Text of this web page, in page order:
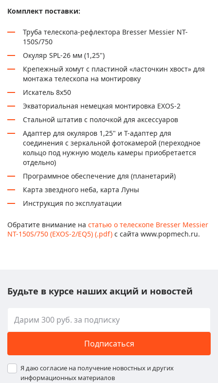
Комплект поставки:
Труба телескопа-рефлектора Bresser Messier NT-
150S/750
Окуляр SPL-26 мм (1,25")
Крепежный хомут с пластиной «ласточкин хвост» для
монтажа телескопа на монтировку
Искатель 8х50
Экваториальная немецкая монтировка EXOS-2
Стальной штатив с полочкой для аксессуаров
Адаптер для окуляров 1,25" и Т-адаптер для
соединения с зеркальной фотокамерой (переходное
кольцо под нужную модель камеры приобретается
отдельно)
Программное обеспечение для (планетарий)
Карта звездного неба, карта Луны
Инструкция по эксплуатации
Обратите внимание на статью о телескопе Bresser Messier
NT-150S/750 (EXOS-2/EQ5) (.pdf) с сайта www.popmech.ru.
Будьте в курсе наших акций и новостей
Подписаться
Я даю согласие на получение новостных и других
информационных материалов